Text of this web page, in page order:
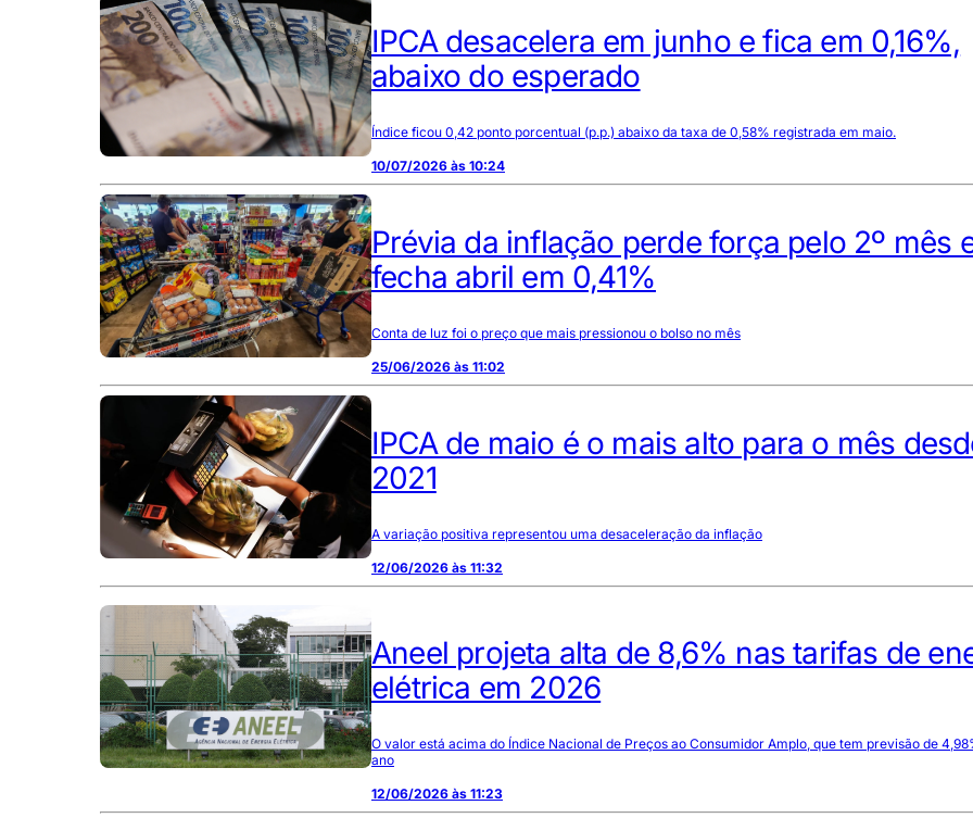
IPCA desacelera em junho e fica em 0,16%,
abaixo do esperado
Índice ficou 0,42 ponto porcentual (p.p.) abaixo da taxa de 0,58% registrada em maio.
10/07/2026 às 10:24
Prévia da inflação perde força pelo 2º mês
fecha abril em 0,41%
Conta de luz foi o preço que mais pressionou o bolso no mês
25/06/2026 às 11:02
IPCA de maio é o mais alto para o mês
2021
A variação positiva representou uma desaceleração da inflação
12/06/2026 às 11:32
Aneel projeta alta de 8,6% nas tarifas de
elétrica em 2026
O valor está acima do Índice Nacional de Preços ao Consumidor Amplo, que tem previsão de
ano
12/06/2026 às 11:23